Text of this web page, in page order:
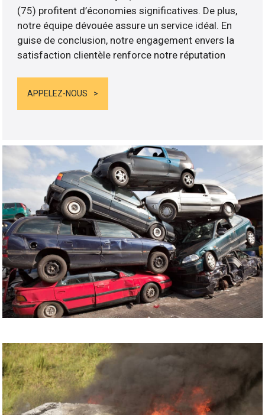
(75) profitent d’économies significatives. De plus,
notre équipe dévouée assure un service idéal. En
guise de conclusion, notre engagement envers la
satisfaction clientèle renforce notre réputation
APPELEZ-NOUS